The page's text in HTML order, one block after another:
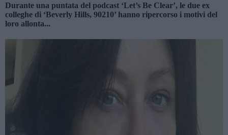
Durante una puntata del podcast ‘Let’s Be Clear’, le due ex
colleghe di ‘Beverly Hills, 90210’ hanno ripercorso i motivi del
loro allonta...